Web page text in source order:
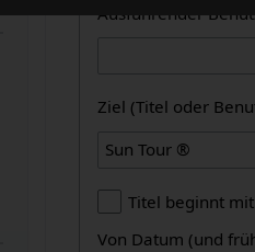
Ausführender
Ziel (Titel oder
Titel beginnt
Von Datum (und